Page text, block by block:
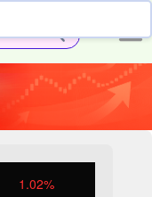
1.02%